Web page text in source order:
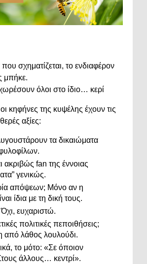
σχηματίζεται, το ενδιαφέρον
μπήκε.
όλοι στο ίδιο… κερί
οι κηφήνες της κυψέλης έχουν τις
αξίες:
τα δικαιώματα
ακριβώς fan της έννοιας
γενικώς.
απόψεων; Μόνο αν η
ίδια με τη δική τους.
Όχι, ευχαριστώ.
πολιτικές πεποιθήσεις;
από λάθος λουλούδι.
το μότο: «Σε όποιον
άλλους… κεντρί».